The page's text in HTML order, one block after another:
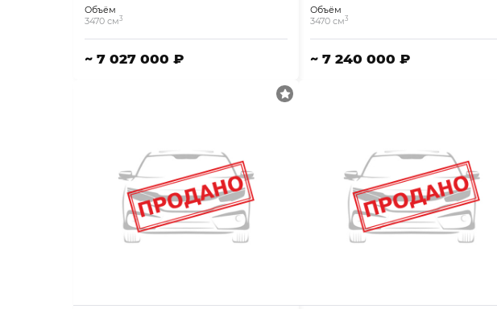
Объём
3470 см3
~ 7 027 000 ₽
Объём
3470 см3
~ 7 240 000 ₽